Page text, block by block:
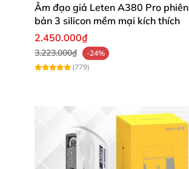
Âm đạo giả Leten A380 Pro phiên
bản 3 silicon mềm mại kích thích
2.450.000₫
3.223.000₫
-24%
(779)